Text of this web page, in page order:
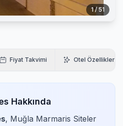
1 / 51
Fiyat Takvimi Otel Özellikleri
Hakkında
, Muğla Marmaris Siteler